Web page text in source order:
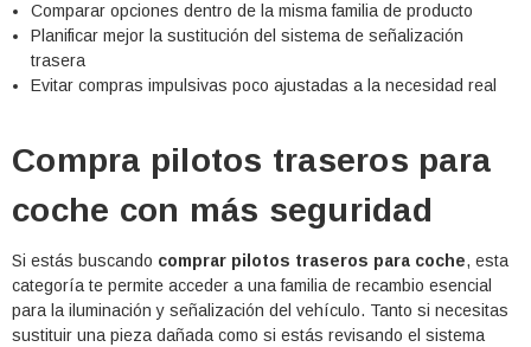
Comparar opciones dentro de la misma familia de producto
Planificar mejor la sustitución del sistema de señalización
trasera
Evitar compras impulsivas poco ajustadas a la necesidad real
Compra pilotos traseros para
coche con más seguridad
Si estás buscando comprar pilotos traseros para coche, esta
categoría te permite acceder a una familia de recambio esencial
para la iluminación y señalización del vehículo. Tanto si necesitas
sustituir una pieza dañada como si estás revisando el sistema